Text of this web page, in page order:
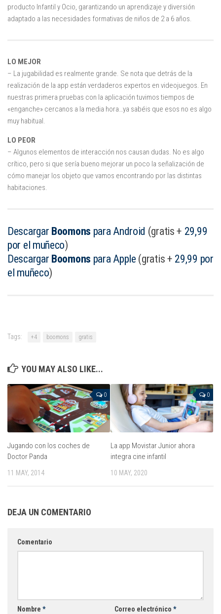
producto Infantil y Ocio, garantizando un aprendizaje y diversión
adaptado a las necesidades formativas de niños de 2 a 6 años.
LO MEJOR
– La jugabilidad es realmente grande. Se nota que detrás de la
realización de la app están verdaderos expertos en videojuegos. En
nuestras primera pruebas con la aplicación tuvimos tiempos de
«enganche» cercanos a la media hora…ya sabéis que esos no es algo
muy habitual.
LO PEOR
– Algunos elementos de interacción nos causan dudas. No es algo
crítico, pero si que sería bueno mejorar un poco la señalización de
cómo manejar los objeto que vamos encontrando por las distintas
habitaciones.
Descargar Boomons para Android (gratis + 29,99
por el muñeco)
Descargar Boomons para Apple (gratis + 29,99 por
el muñeco)
Tags: +4 boomons gratis
YOU MAY ALSO LIKE...
0
Jugando con los coches de
Doctor Panda
11 MAY, 2014
0
La app Movistar Junior ahora
integra cine infantil
10 MAY, 2020
DEJA UN COMENTARIO
Comentario
Nombre * Correo electrónico *